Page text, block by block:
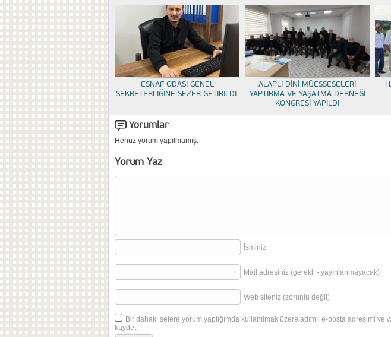
ESNAF ODASI GENEL
SEKRETERLİĞİNE SEZER GETİRİLDİ.
ALAPLI DİNİ MÜESSESELERİ
YAPTIRMA VE YAŞATMA DERNEĞİ
KONGRESİ YAPILDI
Yorumlar
Henüz yorum yapılmamış.
Yorum Yaz
İsminiz
Mail adresiniz (gerekli - yayınlanmayacak)
Web siteniz (zorunlu değil)
Bir dahaki sefere yorum yaptığımda kullanılmak üzere adımı, e-posta adresimi ve
kaydet.